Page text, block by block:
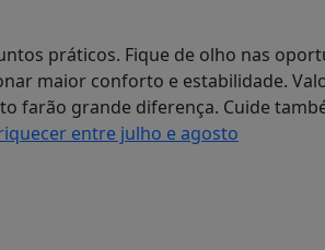
práticos. Fique de olho nas
maior conforto e estabilidade.
farão grande diferença. Cuide
entre julho e agosto